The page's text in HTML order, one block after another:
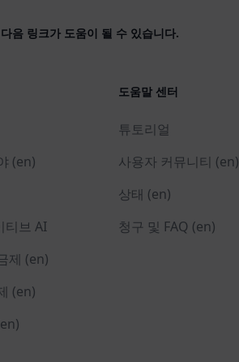
다음 링크가 도움이 될 수 있습니다.
(en)
티브 AI
제 (en)
(en)
도움말 센터
튜토리얼
사용자 커뮤니티 (en)
상태 (en)
청구 및 FAQ (en)